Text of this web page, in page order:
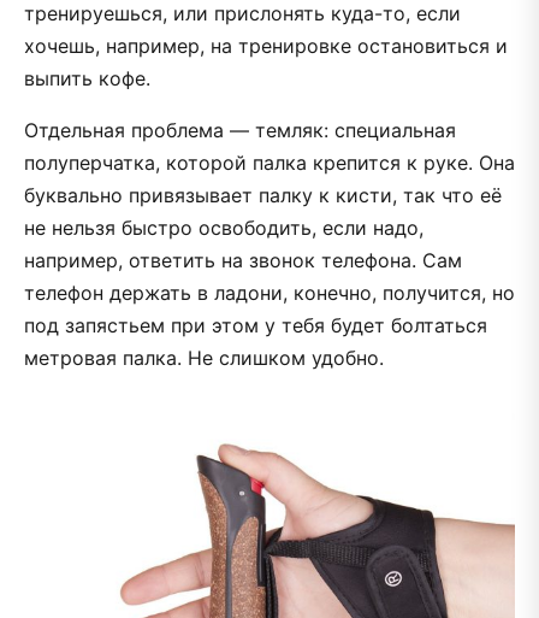
тренируешься, или прислонять куда-то, если
хочешь, например, на тренировке остановиться и
выпить кофе.
Отдельная проблема — темляк: специальная
полуперчатка, которой палка крепится к руке. Она
буквально привязывает палку к кисти, так что её
не нельзя быстро освободить, если надо,
например, ответить на звонок телефона. Сам
телефон держать в ладони, конечно, получится, но
под запястьем при этом у тебя будет болтаться
метровая палка. Не слишком удобно.